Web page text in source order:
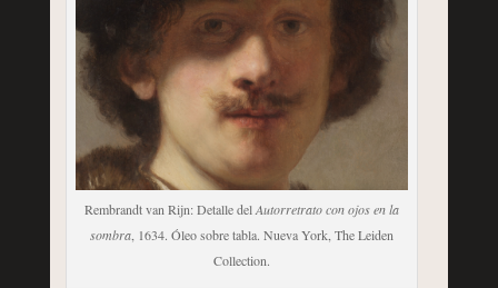
Rembrandt van Rijn: Detalle delAutorretrato con ojos en la
sombra, 1634. Óleo sobre tabla. Nueva York, The Leiden
Collection.